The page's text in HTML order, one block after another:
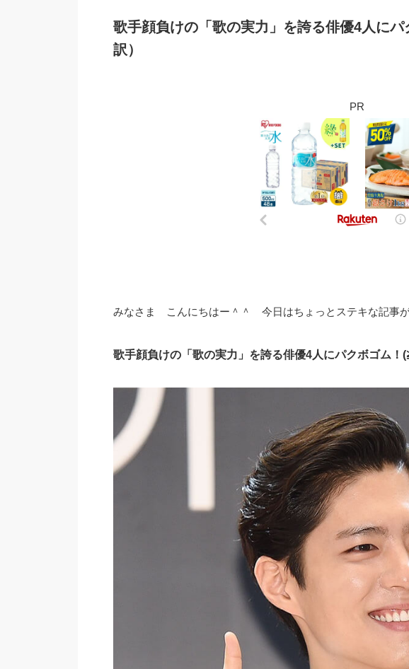
歌手顔負けの「歌の実力」を誇る俳優4人に
訳）
PR
みなさま こんにちはー＾＾ 今日はちょっとステキな記事
歌手顔負けの「歌の実力」を誇る俳優4人にパクボゴム！